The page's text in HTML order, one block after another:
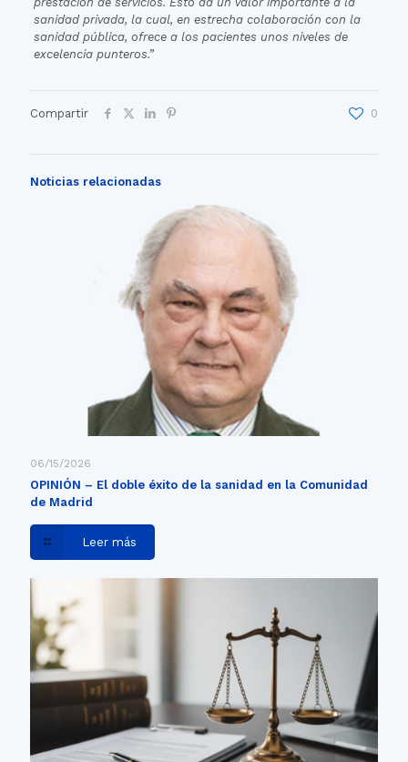
sanidad privada, la cual, en estrecha colaboración con la
sanidad pública, ofrece a los pacientes unos niveles de
excelencia punteros.”
Compartir 0
Noticias relacionadas
06/15/2026
OPINIÓN – El doble éxito de la sanidad en la Comunidad
de Madrid
Leer más